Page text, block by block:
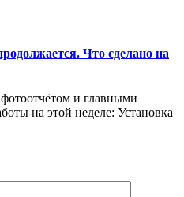
Что сделано на
и главными
на этой неделе: Установка